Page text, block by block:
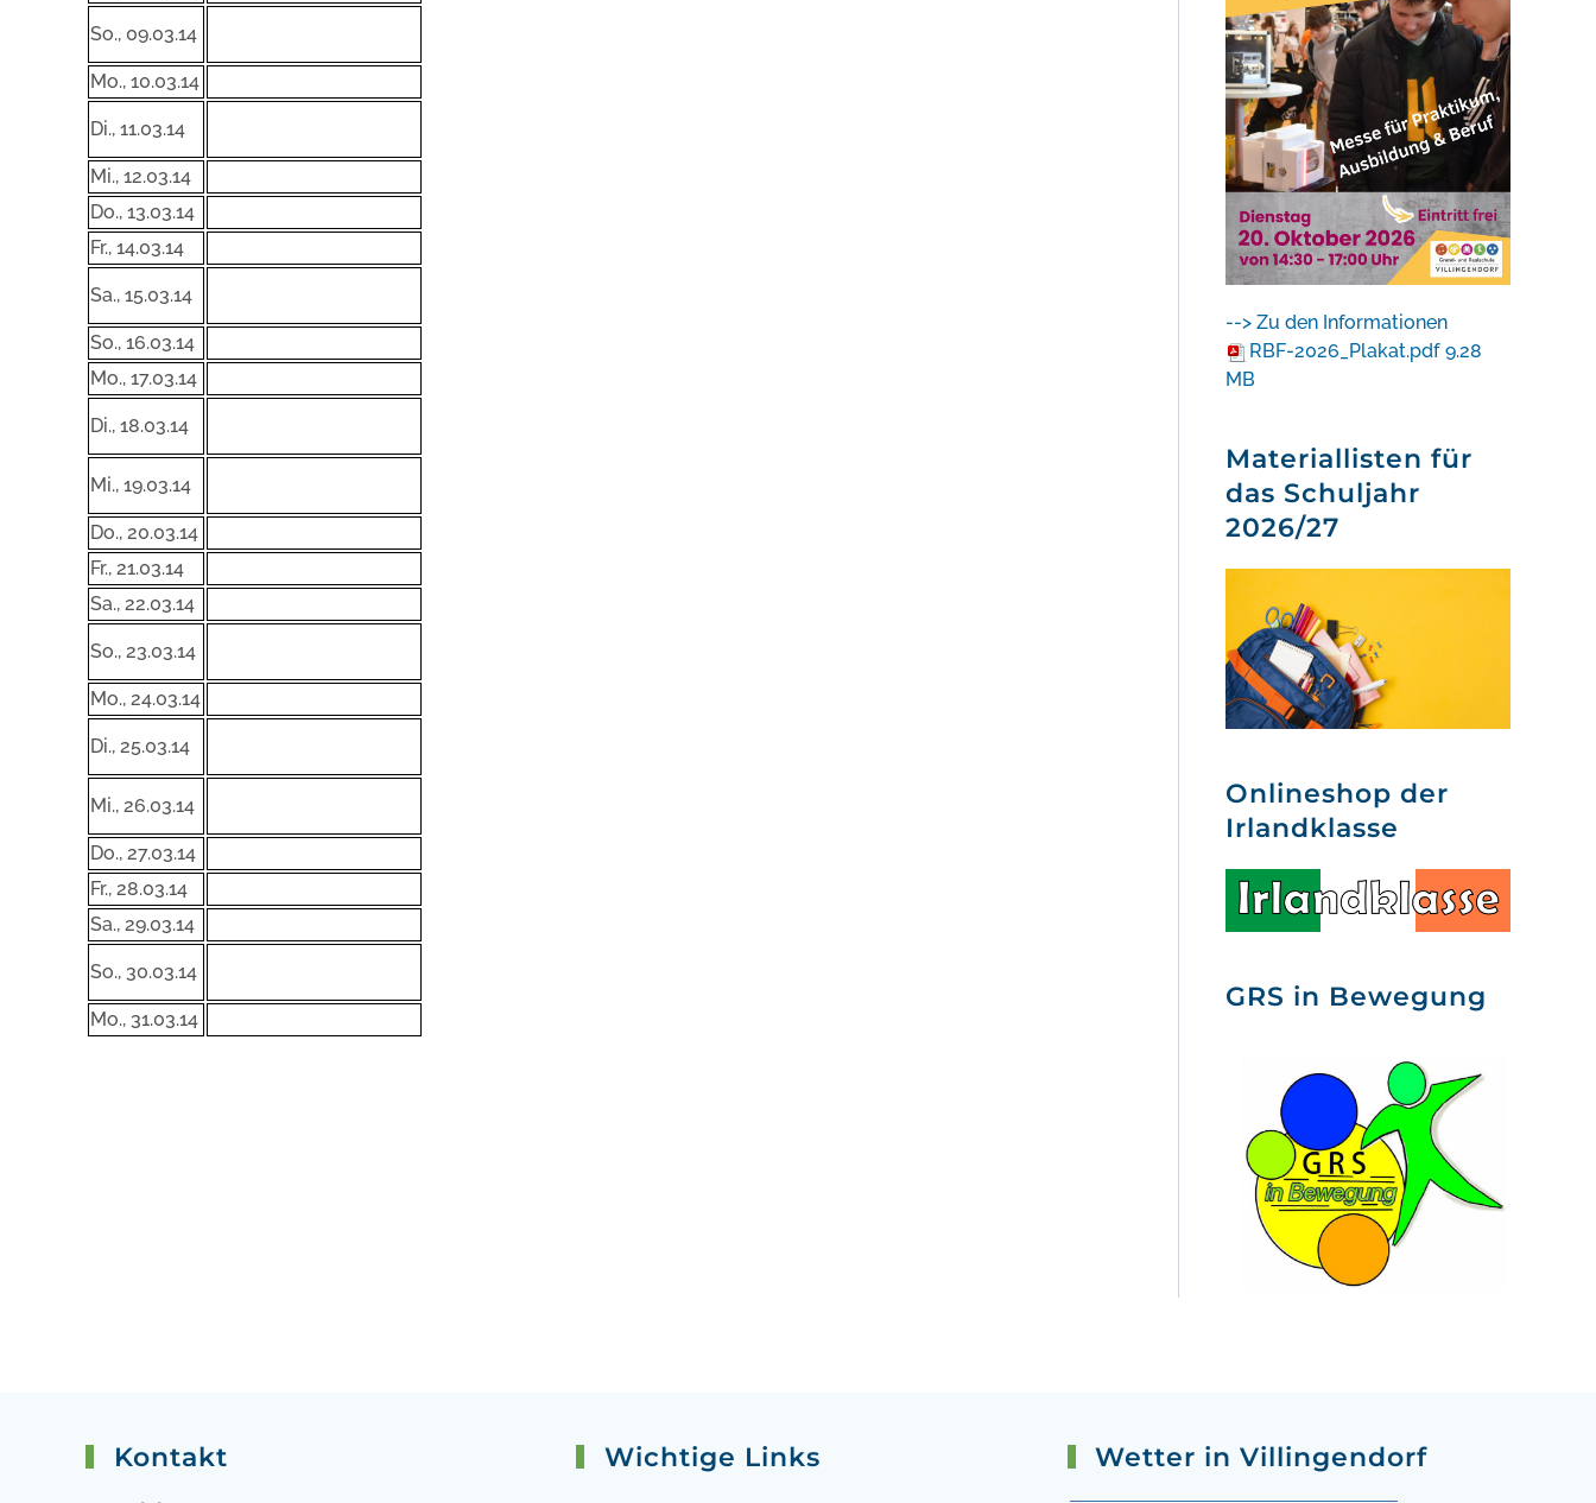
So., 09.03.14
Mo., 10.03.14
Di., 11.03.14
Mi., 12.03.14
Do., 13.03.14
Fr., 14.03.14
Sa., 15.03.14
So., 16.03.14
Mo., 17.03.14
Di., 18.03.14
Mi., 19.03.14
Do., 20.03.14
Fr., 21.03.14
Sa., 22.03.14
So., 23.03.14
Mo., 24.03.14
Di., 25.03.14
Mi., 26.03.14
Do., 27.03.14
Fr., 28.03.14
Sa., 29.03.14
So., 30.03.14
Mo., 31.03.14
--> Zu den Informationen
RBF-2026_Plakat.pdf 9.28
MB
Materiallisten für
das Schuljahr
2026/27
Onlineshop der
Irlandklasse
GRS in Bewegung
Kontakt Wichtige Links Wetter in Villingendorf